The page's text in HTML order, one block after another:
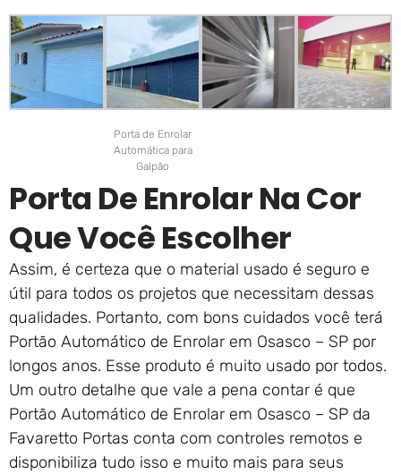
Porta de Enrolar
Automática para
Galpão
Porta De Enrolar Na Cor
Que Você Escolher
Assim, é certeza que o material usado é seguro e
útil para todos os projetos que necessitam dessas
qualidades. Portanto, com bons cuidados você terá
Portão Automático de Enrolar em Osasco – SP por
longos anos. Esse produto é muito usado por todos.
Um outro detalhe que vale a pena contar é que
Portão Automático de Enrolar em Osasco – SP da
Favaretto Portas conta com controles remotos e
disponibiliza tudo isso e muito mais para seus